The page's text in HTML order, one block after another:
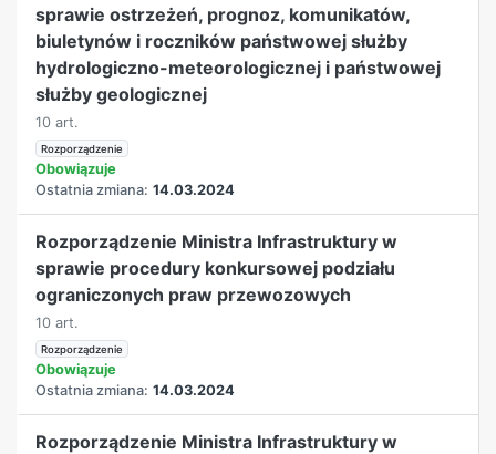
sprawie ostrzeżeń, prognoz, komunikatów,
biuletynów i roczników państwowej służby
hydrologiczno-meteorologicznej i państwowej
służby geologicznej
10 art.
Rozporządzenie
Obowiązuje
Ostatnia zmiana: 14.03.2024
Rozporządzenie Ministra Infrastruktury w
sprawie procedury konkursowej podziału
ograniczonych praw przewozowych
10 art.
Rozporządzenie
Obowiązuje
Ostatnia zmiana: 14.03.2024
Rozporządzenie Ministra Infrastruktury w